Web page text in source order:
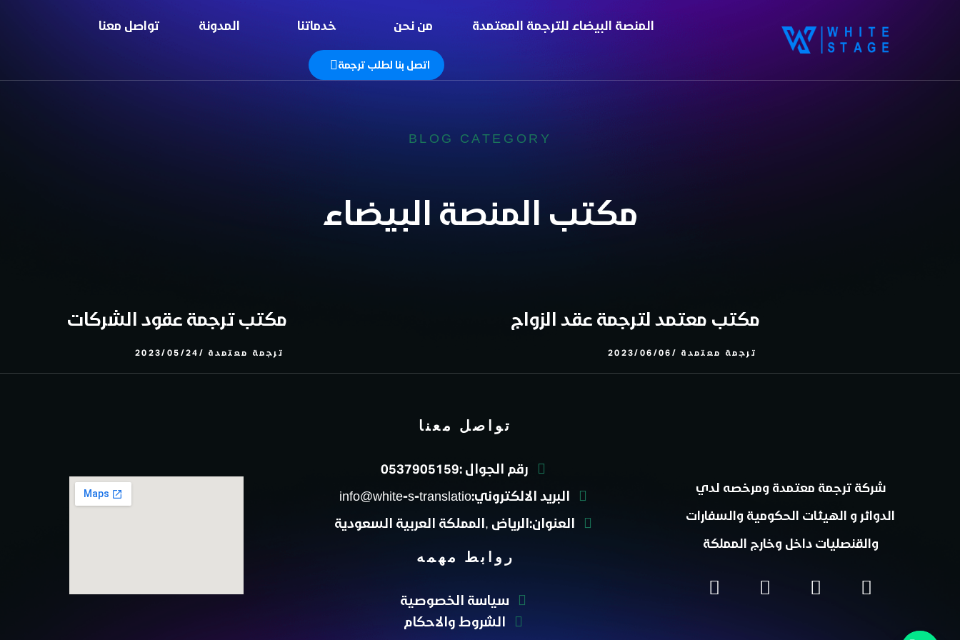
المنصة البيضاء للترجمة المعتمدة من نحن خدماتنا المدونة تواصل معنا
اتصل بنا لطلب ترجمة
BLOG CATEGORY
مكتب المنصة البيضاء
مكتب معتمد لترجمة عقد الزواج
ترجمة معتمدة 2023/06/06
مكتب ترجمة عقود الشركات
ترجمة معتمدة 2023/05/24
شركة ترجمة معتمدة ومرخصه لدي
الدوائر و الهيئات الحكومية والسفارات
والقنصليات داخل وخارج المملكة
تواصل معنا
رقم الجوال :0537905159
البريد الالكتروني:info@white-s-translatio
العنوان:الرياض ,المملكة العربية السعودية
روابط مهمه
سياسة الخصوصية
الشروط والاحكام